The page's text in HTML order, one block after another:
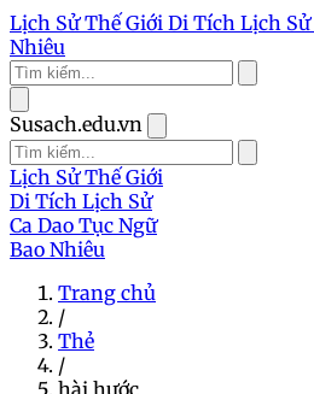
Lịch Sử Thế Giới Di Tích Lịch Sử
Nhiêu
Susach.edu.vn
Lịch Sử Thế Giới
Di Tích Lịch Sử
Ca Dao Tục Ngữ
Bao Nhiêu
Trang chủ
/
Thẻ
/
hài hước